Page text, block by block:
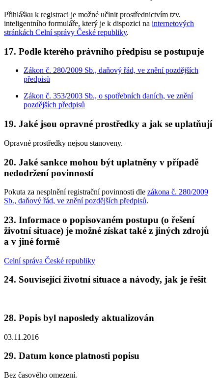
Přihlášku k registraci je možné učinit prostřednictvím tzv.
inteligentního formuláře, který je k dispozici na internetových
stránkách Celní správy České republiky.
17. Podle kterého právního předpisu se postupuje
Zákon č. 280/2009 Sb., daňový řád, ve znění pozdějších
předpisů
Zákon č. 353/2003 Sb., o spotřebních daních, ve znění
pozdějších předpisů
19. Jaké jsou opravné prostředky a jak se uplatňují
Opravné prostředky nejsou stanoveny.
20. Jaké sankce mohou být uplatněny v případě
nedodržení povinností
Pokuta za nesplnění registrační povinnosti dle zákona č. 280/2009
Sb., daňový řád, ve znění pozdějších předpisů.
23. Informace o popisovaném postupu (o řešení
životní situace) je možné získat také z jiných zdrojů
a v jiné formě
Celní správa České republiky
24. Související životní situace a návody, jak je řešit
28. Popis byl naposledy aktualizován
03.11.2016
29. Datum konce platnosti popisu
Bez časového omezení.